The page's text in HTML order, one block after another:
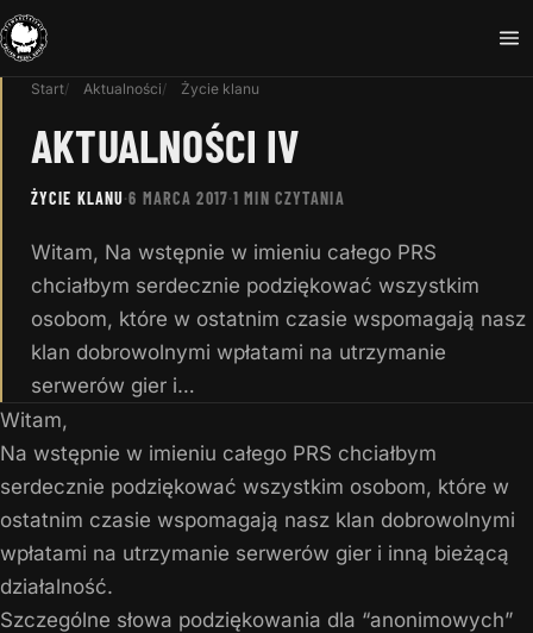
Start Aktualności Życie klanu
AKTUALNOŚCI IV
ŻYCIE KLANU·6 MARCA 2017·1 MIN CZYTANIA
Witam, Na wstępnie w imieniu całego PRS
chciałbym serdecznie podziękować wszystkim
osobom, które w ostatnim czasie wspomagają nasz
klan dobrowolnymi wpłatami na utrzymanie
serwerów gier i…
Witam,
Na wstępnie w imieniu całego PRS chciałbym
serdecznie podziękować wszystkim osobom, które w
ostatnim czasie wspomagają nasz klan dobrowolnymi
wpłatami na utrzymanie serwerów gier i inną bieżącą
działalność.
Szczególne słowa podziękowania dla “anonimowych”